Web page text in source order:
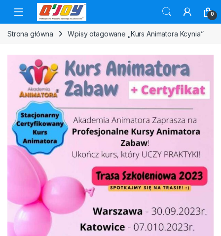
Skip to navigation
Skip to content
0
Strona główna Wpisy otagowane „Kurs Animatora Kcynia”